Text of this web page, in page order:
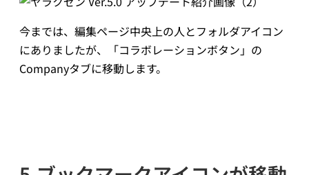
今までは、編集ページ中央上の人とフォルダアイコン
にありましたが、「コラボレーションボタン」の
Companyタブに移動します。